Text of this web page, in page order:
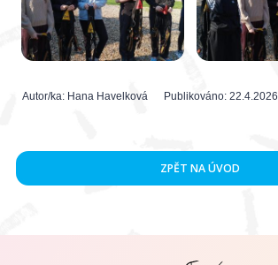
Autor/ka: Hana Havelková Publikováno: 22.4.2026
ZPĚT NA ÚVOD